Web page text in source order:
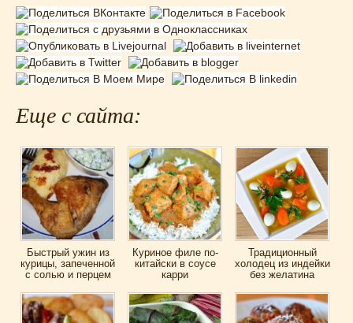
Еще с сайта:
Быстрый ужин из
курицы, запеченной
с солью и перцем
Куриное филе по-
китайски в соусе
карри
Традиционный
холодец из индейки
без желатина